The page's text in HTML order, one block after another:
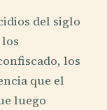
del siglo
los
que el
luego